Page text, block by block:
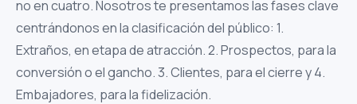
no en cuatro. Nosotros te presentamos las fases clave
centrándonos en la clasificación del público: 1.
Extraños, en etapa de atracción. 2. Prospectos, para la
conversión o el gancho. 3. Clientes, para el cierre y 4.
Embajadores, para la fidelización.